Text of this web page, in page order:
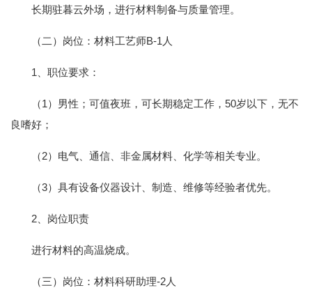
长期驻暮云外场，进行材料制备与质量管理。
（二）岗位：材料工艺师B-1人
1、职位要求：
（1）男性；可值夜班，可长期稳定工作，50岁以下，无不
良嗜好；
（2）电气、通信、非金属材料、化学等相关专业。
（3）具有设备仪器设计、制造、维修等经验者优先。
2、岗位职责
进行材料的高温烧成。
（三）岗位：材料科研助理-2人